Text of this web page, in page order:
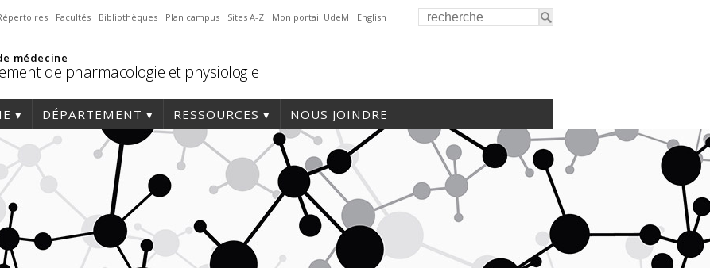
Facultés Bibliothèques Plan campus Sites A-Z Mon portail UdeM English
médecine
de pharmacologie et physiologie
DÉPARTEMENT RESSOURCES NOUS JOINDRE